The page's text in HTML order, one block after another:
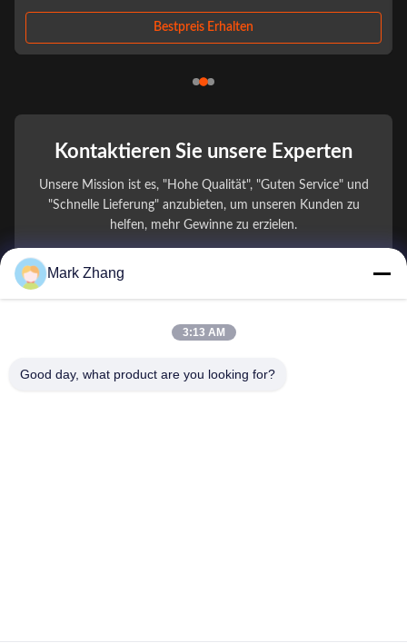
Bestpreis Erhalten
Kontaktieren Sie unsere Experten
Unsere Mission ist es, "Hohe Qualität", "Guten Service" und
"Schnelle Lieferung" anzubieten, um unseren Kunden zu
helfen, mehr Gewinne zu erzielen.
Ihr Name
Firmenname
Mark Zhang
3:13 AM
Good day, what product are you looking for?